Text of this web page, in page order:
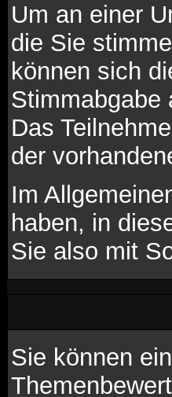
Um an einer
die Sie
können sich
Stimmabgabe
Das
der
Im
haben, in
Sie also mit
Sie können